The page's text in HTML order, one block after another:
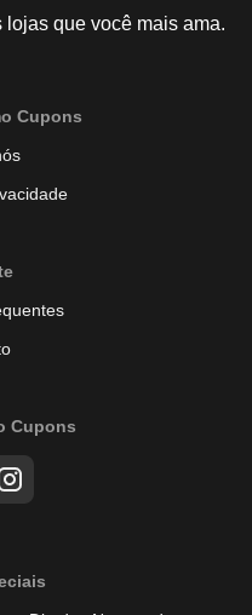
que você mais ama.
Cupons
Cupons